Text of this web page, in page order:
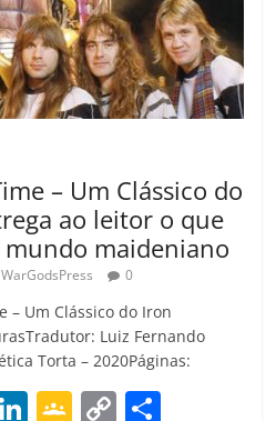
– Um Clássico do
ao leitor o que
maideniano
WarGodsPress 0
– Um Clássico do Iron
Luiz Fernando
Torta – 2020Páginas:
Li G C